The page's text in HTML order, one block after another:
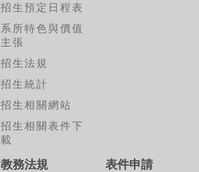
招生預定日程表
系所特色與價值
主張
招生法規
招生統計
招生相關網站
招生相關表件下
載
教務法規 表件申請